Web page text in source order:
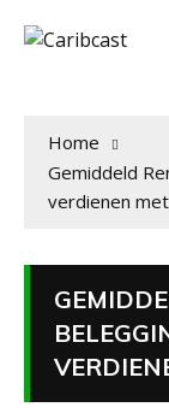
Home
Gemiddeld
verdienen